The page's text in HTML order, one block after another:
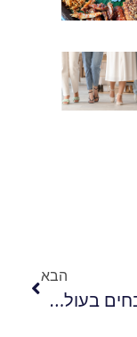
הבא
סוגי מטבחים בעולם: מהם הטעמים שכדאי שתכירו?